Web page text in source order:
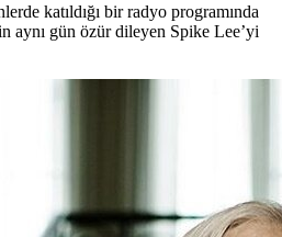
katıldığı bir radyo programında
aynı gün özür dileyen Spike Lee’yi